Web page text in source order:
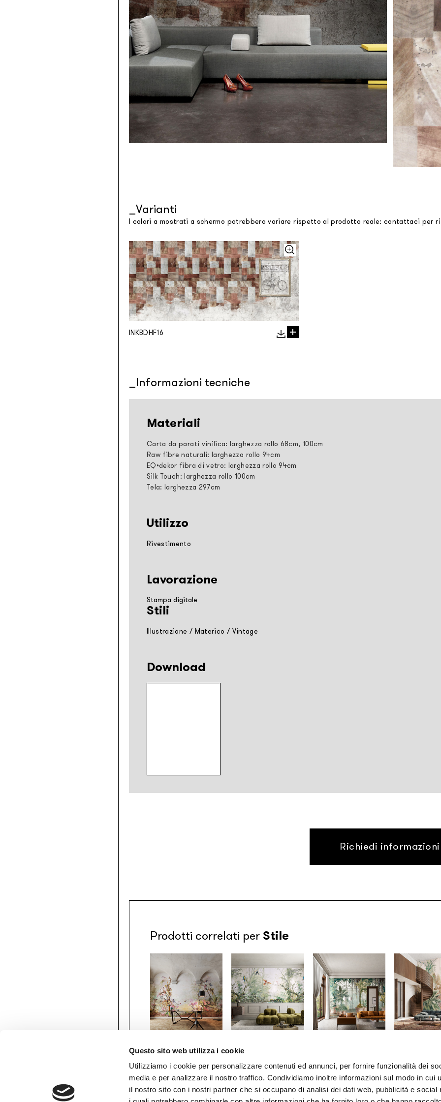
Questo sito web utilizza i cookie
Utilizziamo i cookie per personalizzare contenuti ed annunci, per fornire funzionalità dei
media e per analizzare il nostro traffico. Condividiamo inoltre informazioni sul modo in cui
il nostro sito con i nostri partner che si occupano di analisi dei dati web, pubblicità e social
Varianti
I colori a mostrati a schermo potrebbero variare rispetto al prodotto reale: contattaci per
INKBDHF16
Informazioni tecniche
Materiali
Carta da parati vinilica: larghezza rollo 68cm, 100cm
Raw fibre naturali: larghezza rollo 94cm
EQ•dekor fibra di vetro: larghezza rollo 94cm
Silk Touch: larghezza rollo 100cm
Tela: larghezza 297cm
Utilizzo
Rivestimento
Lavorazione
Stampa digitale
Stili
Illustrazione / Materico / Vintage
Download
Richiedi informazioni
Prodotti correlati per Stile
Gio Bressana x
Inkiostro Bianco
d’Orchidée
/INKSADR2201
Gio Bressana x
Inkiostro Bianco
/INKITIO2201A
Inkiostro Bianco
Greenhouse
/INKENAE2601
Inkiostro
/INKEPUE2601